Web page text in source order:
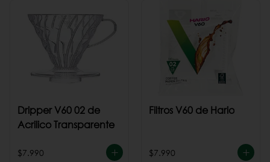
Dripper V60 02 de
Acrilico Transparente
$7.990
Filtros V60 de Hario
$7.990